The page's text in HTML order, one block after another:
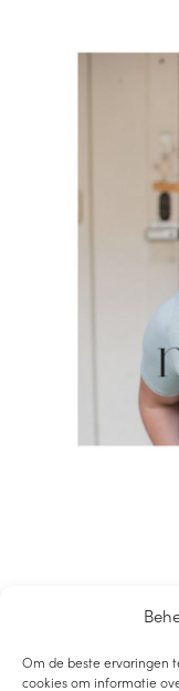
Om de beste ervaringen
cookies om informatie